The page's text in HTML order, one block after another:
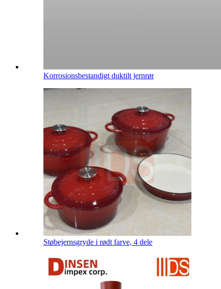
Korrosionsbestandigt duktilt jernrør
Støbejernsgryde i rødt farve, 4 dele